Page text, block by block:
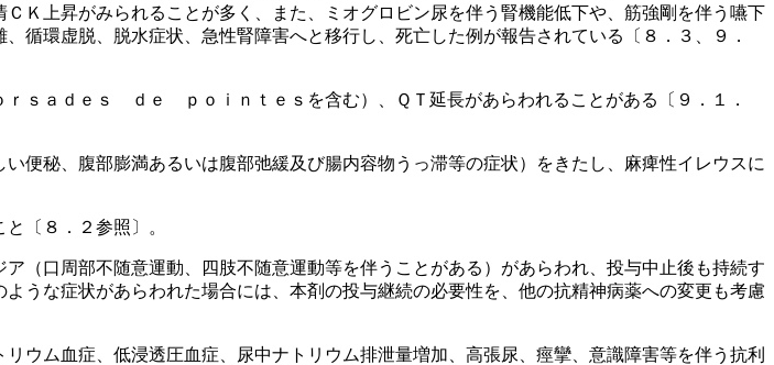
Ｋ上昇がみられることが多く、また、ミオグロビン尿を伴う腎機能低下や、筋強剛を伴う嚥下
循環虚脱、脱水症状、急性腎障害へと移行し、死亡した例が報告されている〔８．３、９．
ｓａｄｅｓ ｄｅ ｐｏｉｎｔｅｓを含む）、ＱＴ延長があらわれることがある〔９．１．
秘、腹部膨満あるいは腹部弛緩及び腸内容物うっ滞等の症状）をきたし、麻痺性イレウスに
〔８．２参照〕。
（口周部不随意運動、四肢不随意運動等を伴うことがある）があらわれ、投与中止後も持続す
うな症状があらわれた場合には、本剤の投与継続の必要性を、他の抗精神病薬への変更も考慮
ム血症、低浸透圧血症、尿中ナトリウム排泄量増加、高張尿、痙攣、意識障害等を伴う抗利